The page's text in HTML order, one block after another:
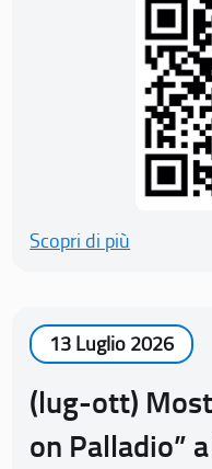
Scopri di più
13 Luglio 2026
(lug-ott)
on Palladio”